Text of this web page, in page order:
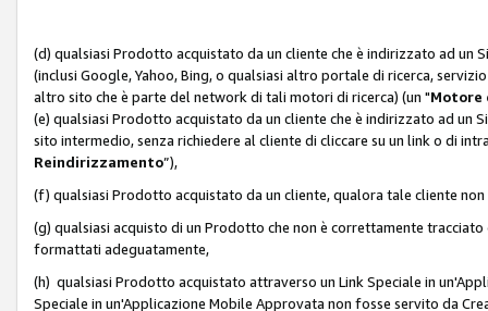
(d) qualsiasi Prodotto acquistato da un cliente che è indirizzato ad un
(inclusi Google, Yahoo, Bing, o qualsiasi altro portale di ricerca,
altro sito che è parte del network di tali motori di ricerca) (un "Motore
(e) qualsiasi Prodotto acquistato da un cliente che è indirizzato ad un
sito intermedio, senza richiedere al cliente di cliccare su un link o di
Reindirizzamento”),
(f) qualsiasi Prodotto acquistato da un cliente, qualora tale cliente
(g) qualsiasi acquisto di un Prodotto che non è correttamente
formattati adeguatamente,
(h) qualsiasi Prodotto acquistato attraverso un Link Speciale in
Speciale in un'Applicazione Mobile Approvata non fosse servito da